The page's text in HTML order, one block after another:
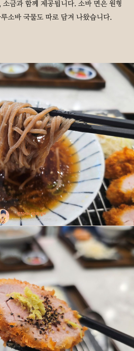
금과 함께 제공됩니다. 소바 면은 원형
소바 국물도 따로 담겨 나왔습니다.